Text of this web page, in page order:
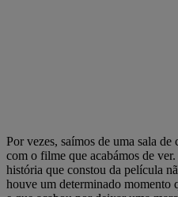
Por vezes, saímos de uma sala
com o filme que acabámos de
história que constou da película
houve um determinado momento